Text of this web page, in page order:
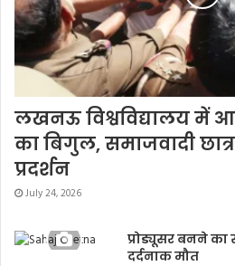
लखनऊ विश्वविद्यालय में
का बिगुल, समाजवादी
प्रदर्शन
July 24, 2026
प्रोड्यूसर बनने
दर्दनाक मौत